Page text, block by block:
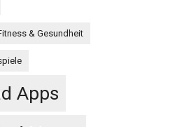
& Gesundheit
Apps